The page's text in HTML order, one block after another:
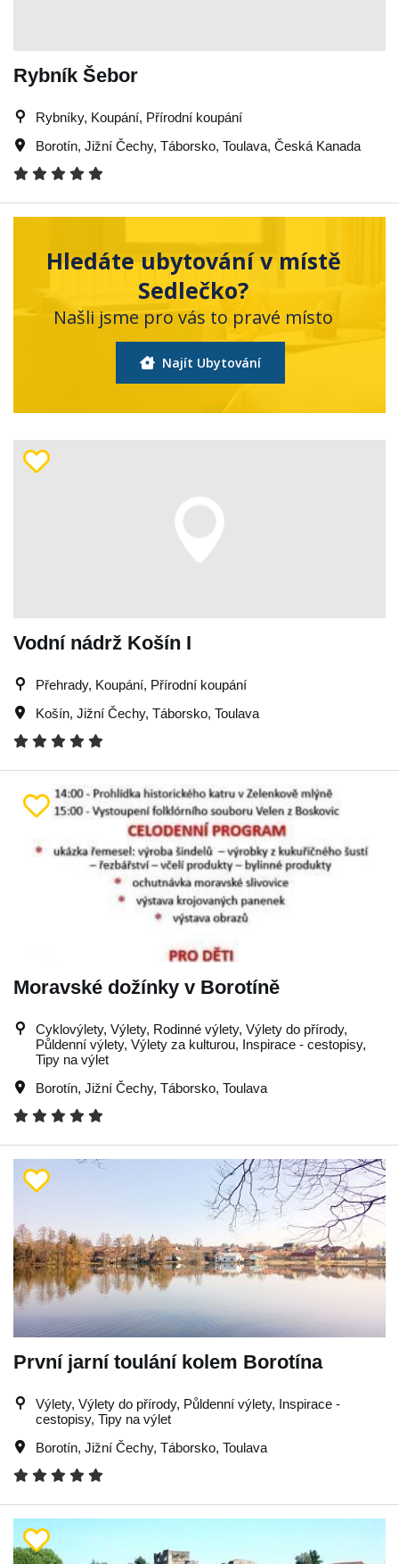
Rybník Šebor
Rybníky, Koupání, Přírodní koupání
Borotín, Jižní Čechy, Táborsko, Toulava, Česká Kanada
Hledáte ubytování v místě
Sedlečko?
Našli jsme pro vás to pravé místo
Najít Ubytování
Vodní nádrž Košín I
Přehrady, Koupání, Přírodní koupání
Košín, Jižní Čechy, Táborsko, Toulava
Moravské dožínky v Borotíně
Cyklovýlety, Výlety, Rodinné výlety, Výlety do přírody,
Půldenní výlety, Výlety za kulturou, Inspirace - cestopisy,
Tipy na výlet
Borotín, Jižní Čechy, Táborsko, Toulava
První jarní toulání kolem Borotína
Výlety, Výlety do přírody, Půldenní výlety, Inspirace -
cestopisy, Tipy na výlet
Borotín, Jižní Čechy, Táborsko, Toulava